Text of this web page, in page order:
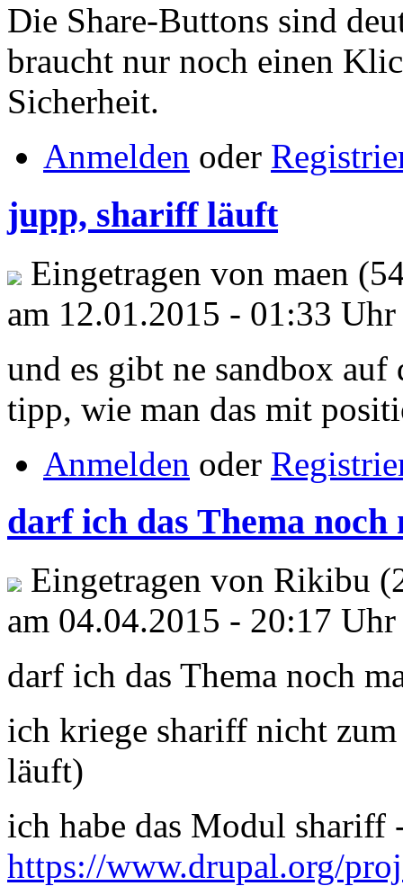
Die Share-Buttons sind
braucht nur noch einen
Sicherheit.
Anmelden oder
jupp, shariff läuft
Eingetragen von maen
am 12.01.2015 - 01:33 Uhr
und es gibt ne sandbox
tipp, wie man das mit
Anmelden oder
darf ich das Thema noch
Eingetragen von Rikibu
am 04.04.2015 - 20:17 Uhr
darf ich das Thema noch
ich kriege shariff nicht
läuft)
ich habe das Modul shariff
https://www.drupal.org/